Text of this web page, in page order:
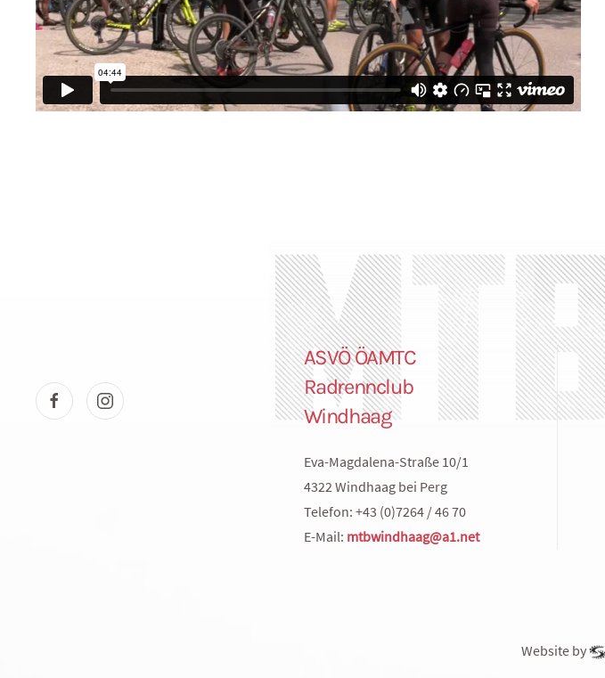
ASVÖ ÖAMTC
Radrennclub
Windhaag
Eva-Magdalena-Straße 10/1
4322 Windhaag bei Perg
Telefon: +43 (0)7264 / 46 70
E-Mail: mtbwindhaag@a1.net
Website by